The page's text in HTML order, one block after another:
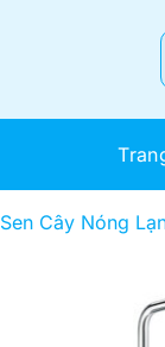
Sen Cây Nóng